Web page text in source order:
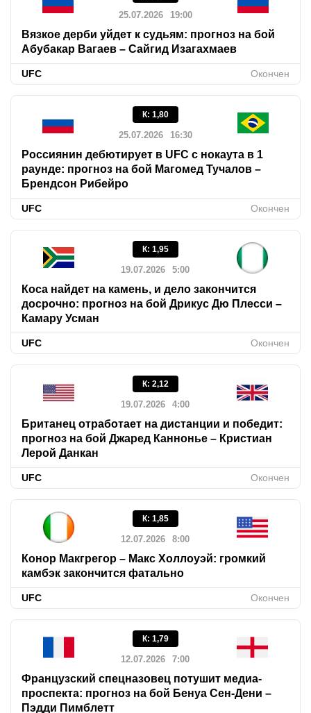
25.07.2026 19:00
Вязкое дерби уйдет к судьям: прогноз на бой
Абубакар Вагаев – Сайгид Изагахмаев
UFC Окончен
К: 1,80
25.07.2026 16:30
Россиянин дебютирует в UFC с нокаута в 1
раунде: прогноз на бой Магомед Тучалов –
Брендсон Рибейро
UFC Окончен
К: 1,95
19.07.2026 5:00
Коса найдет на камень, и дело закончится
досрочно: прогноз на бой Дрикус Дю Плесси –
Камару Усман
UFC Окончен
К: 2,12
19.07.2026 4:00
Британец отработает на дистанции и победит:
прогноз на бой Джаред Каннонье – Кристиан
Лерой Данкан
UFC Окончен
К: 1,85
12.07.2026 8:00
Конор Макгрегор – Макс Холлоуэй: громкий
камбэк закончится фатально
UFC Окончен
К: 1,79
12.07.2026 7:00
Французский спецназовец потушит медиа-
проспекта: прогноз на бой Бенуа Сен-Дени –
Пэдди Пимблетт